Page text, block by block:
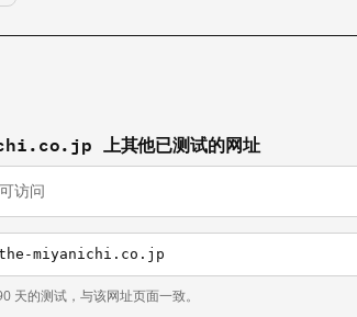
上其他已测试的网址
可访问
miyanichi.co.jp
天的测试，与该网址页面一致。